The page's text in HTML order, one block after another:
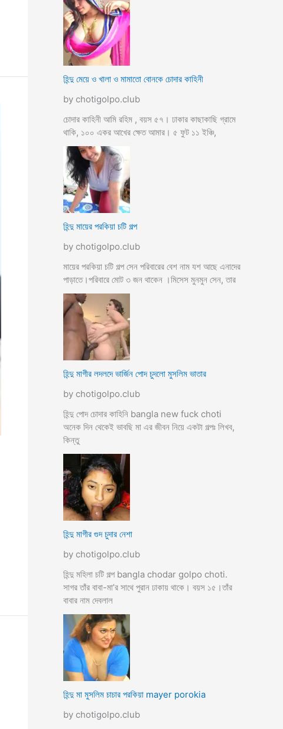
হিন্দু মেয়ে ও খালা ও মামাতো বোনকে চোদার কাহিনী
by chotigolpo.club
চোদার কাহিনী আমি রহিম , বয়স ৫৭। ঢাকার কাছাকাছি গ্রামে
থাকি, ১০০ একর আখের ক্ষেত আমার। ৫ ফুট ১১ ইঞ্চি,
হিন্দু মায়ের পরকিয়া চটি গল্প
by chotigolpo.club
মায়ের পরকিয়া চটি গল্প সেন পরিবারের বেশ নাম যশ আছে এনাদের
পাড়াতে।পরিবারে মোট ৩ জন থাকেন ।মিসেস মুনমুন সেন, তার
হিন্দু মাগীর লদলদে ভার্জিন পোদ চুদলো মুসলিম ভাতার
by chotigolpo.club
হিন্দু পোদ চোদার কাহিনি bangla new fuck choti
অনেক দিন থেকেই ভাবছি মা এর জীবন নিয়ে একটা গল্পঃ লিখব,
কিন্তু
হিন্দু মাগীর গুদ চুদার নেশা
by chotigolpo.club
হিন্দু মহিলা চটি গল্প bangla chodar golpo choti.
সাগর তাঁর বাবা-মা’র সাথে পুরান ঢাকায় থাকে। বয়স ১৫।তাঁর
বাবার নাম দেবলাল
হিন্দু মা মুসলিম চাচার পরকিয়া mayer porokia
by chotigolpo.club